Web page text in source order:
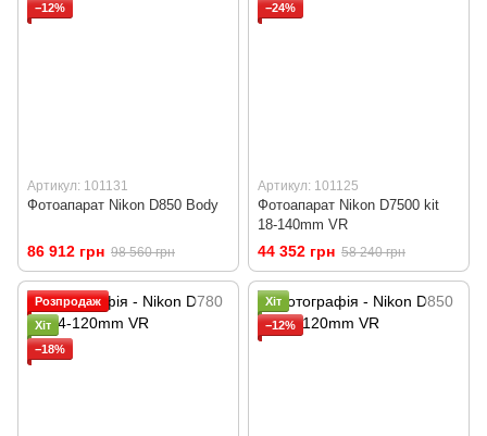
−12%
Артикул: 101131
Фотоапарат Nikon D850 Body
86 912 грн 98 560 грн
−24%
Артикул: 101125
Фотоапарат Nikon D7500 kit
18-140mm VR
44 352 грн 58 240 грн
Розпродаж
Хіт
−18%
Хіт
−12%